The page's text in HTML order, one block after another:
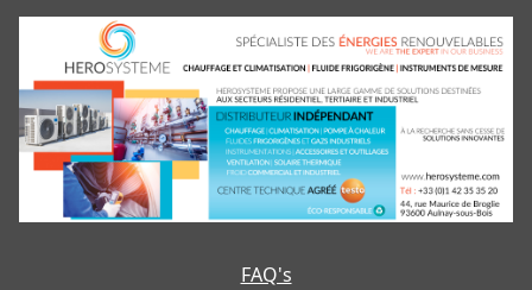
FAQ's